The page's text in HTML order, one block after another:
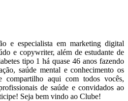
e especialista em marketing digital
e copywriter, além de estudante de
tipo 1 há quase 46 anos fazendo
saúde mental e conhecimento os
compartilho aqui com todos vocês,
de saúde e convidados ao
Seja bem vindo ao Clube!